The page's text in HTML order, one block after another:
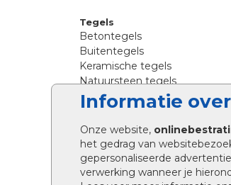
Informatie
Onze website,
het gedrag van
gepersonaliseerde
verwerking wanneer je
Tegels
Betontegels
Buitentegels
Keramische tegels
Natuursteen tegels
Siertegels
Stoeptegels
Straattegels
Terrastegels
Tuintegels